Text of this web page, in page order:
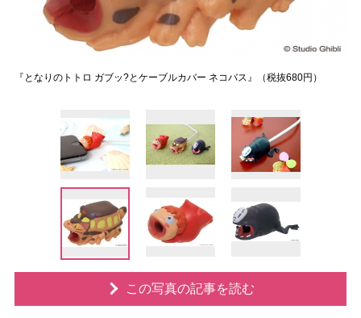
『となりのトトロ ガブッ?とケーブルカバー ネコバス』（税抜680円）
この写真の記事を読む